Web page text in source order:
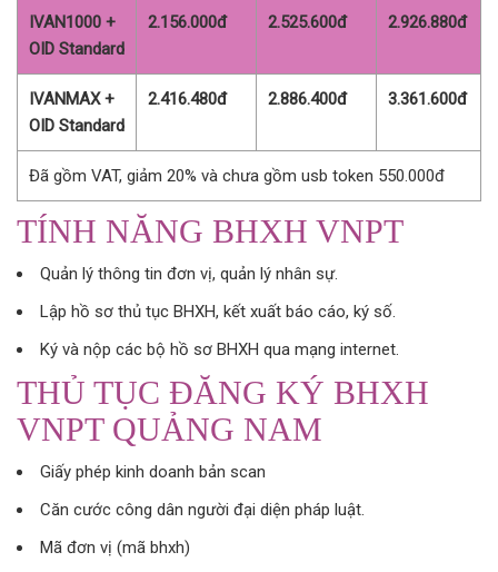
IVAN1000 +
OID Standard
2.156.000đ 2.525.600đ 2.926.880đ
IVANMAX +
OID Standard
2.416.480đ 2.886.400đ 3.361.600đ
Đã gồm VAT, giảm 20% và chưa gồm usb token 550.000đ
TÍNH NĂNG BHXH VNPT
Quản lý thông tin đơn vị, quản lý nhân sự.
Lập hồ sơ thủ tục BHXH, kết xuất báo cáo, ký số.
Ký và nộp các bộ hồ sơ BHXH qua mạng internet.
THỦ TỤC ĐĂNG KÝ BHXH
VNPT QUẢNG NAM
Giấy phép kinh doanh bản scan
Căn cước công dân người đại diện pháp luật.
Mã đơn vị (mã bhxh)